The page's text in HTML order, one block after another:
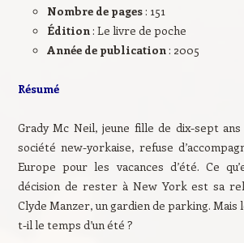
Nombre de pages: 151
Édition: Le livre de poche
Année de publication: 2005
Résumé
Grady Mc Neil, jeune fille de dix-sept
société new-yorkaise, refuse
Europe pour les vacances d’été. Ce
décision de rester à New York est sa
Clyde Manzer, un gardien de parking. Mais
t-il le temps d’un été ?